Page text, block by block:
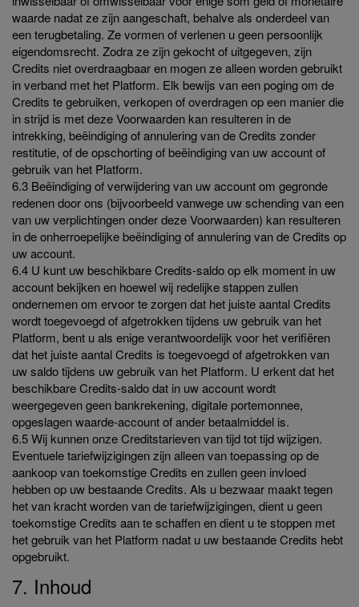
waarde nadat ze zijn aangeschaft, behalve als onderdeel van
een terugbetaling. Ze vormen of verlenen u geen persoonlijk
eigendomsrecht. Zodra ze zijn gekocht of uitgegeven, zijn
Credits niet overdraagbaar en mogen ze alleen worden gebruikt
in verband met het Platform. Elk bewijs van een poging om de
Credits te gebruiken, verkopen of overdragen op een manier die
in strijd is met deze Voorwaarden kan resulteren in de
intrekking, beëindiging of annulering van de Credits zonder
restitutie, of de opschorting of beëindiging van uw account of
gebruik van het Platform.
6.3 Beëindiging of verwijdering van uw account om gegronde
redenen door ons (bijvoorbeeld vanwege uw schending van een
van uw verplichtingen onder deze Voorwaarden) kan resulteren
in de onherroepelijke beëindiging of annulering van de Credits op
uw account.
6.4 U kunt uw beschikbare Credits-saldo op elk moment in uw
account bekijken en hoewel wij redelijke stappen zullen
ondernemen om ervoor te zorgen dat het juiste aantal Credits
wordt toegevoegd of afgetrokken tijdens uw gebruik van het
Platform, bent u als enige verantwoordelijk voor het verifiëren
dat het juiste aantal Credits is toegevoegd of afgetrokken van
uw saldo tijdens uw gebruik van het Platform. U erkent dat het
beschikbare Credits-saldo dat in uw account wordt
weergegeven geen bankrekening, digitale portemonnee,
opgeslagen waarde-account of ander betaalmiddel is.
6.5 Wij kunnen onze Creditstarieven van tijd tot tijd wijzigen.
Eventuele tariefwijzigingen zijn alleen van toepassing op de
aankoop van toekomstige Credits en zullen geen invloed
hebben op uw bestaande Credits. Als u bezwaar maakt tegen
het van kracht worden van de tariefwijzigingen, dient u geen
toekomstige Credits aan te schaffen en dient u te stoppen met
het gebruik van het Platform nadat u uw bestaande Credits hebt
opgebruikt.
7. Inhoud